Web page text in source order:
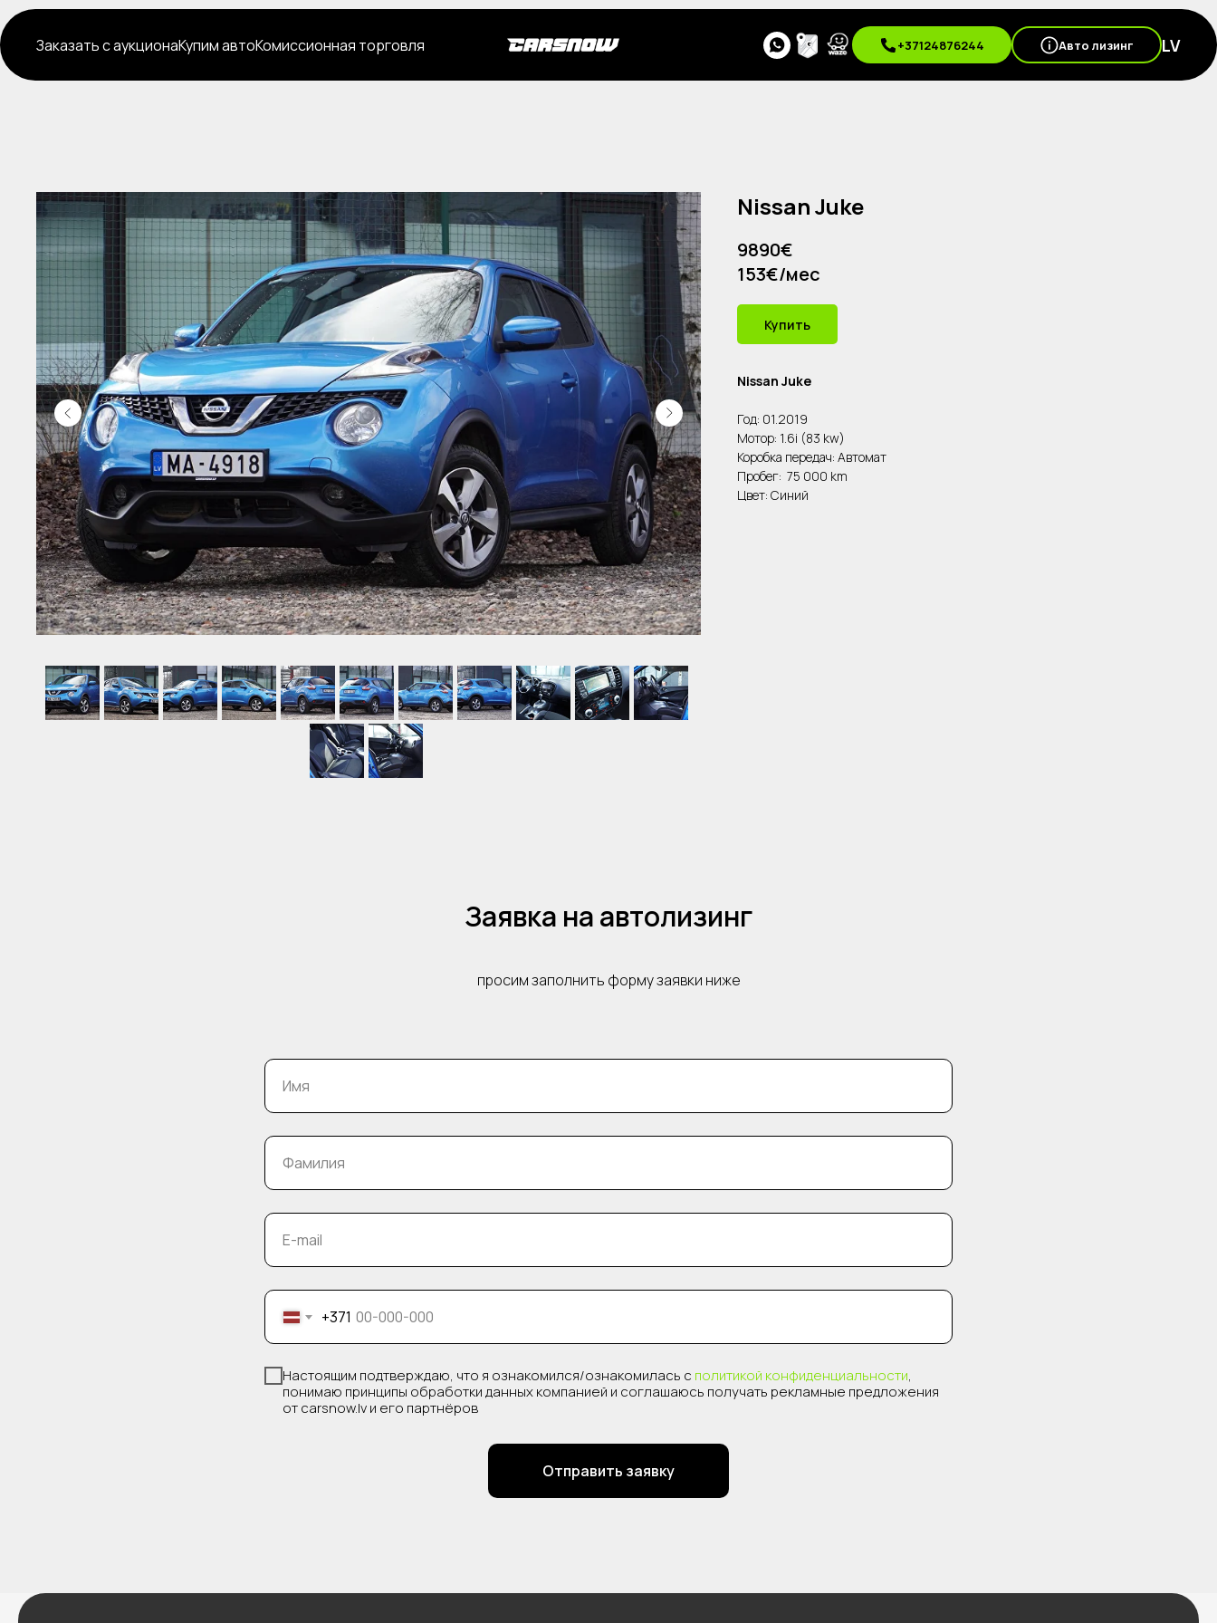
Заказать с аукционаКупим автоКомиссионная торговля +37124876244 Авто лизинг LV
Nissan Juke
9890€
153€/мес
Купить
Nissan Juke
Год: 01.2019
Мотор: 1.6i (83 kw)
Коробка передач: Автомат
Пробег: 75 000 km
Цвет: Синий
Заявка на автолизинг
просим заполнить форму заявки ниже
Имя
Фамилия
E-mail
+371
Настоящим подтверждаю, что я ознакомился/ознакомилась с политикой конфиденциальности,
понимаю принципы обработки данных компанией и соглашаюсь получать рекламные предложения
от carsnow.lv и его партнёров
Отправить заявку